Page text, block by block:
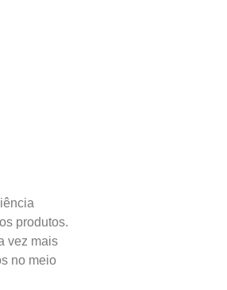
produtos.
vez mais
no meio